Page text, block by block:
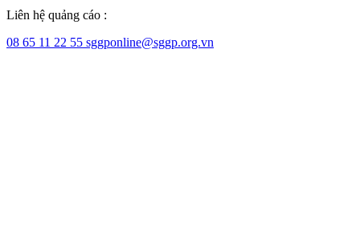
Liên hệ quảng cáo :
08 65 11 22 55 sggponline@sggp.org.vn